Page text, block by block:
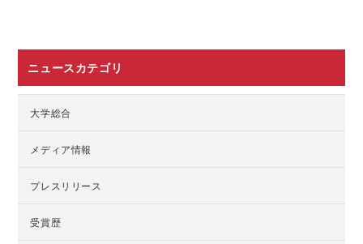
ニュースカテゴリ
大学総合
メディア情報
プレスリリース
受賞歴